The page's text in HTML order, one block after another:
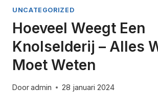
UNCATEGORIZED
Hoeveel Weegt Een
Knolselderij – Alles
Moet Weten
Dooradmin 28 januari 2024